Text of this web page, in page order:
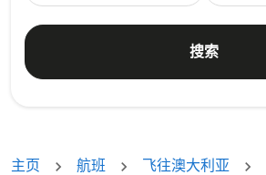
搜索
主页 航班 飞往澳大利亚